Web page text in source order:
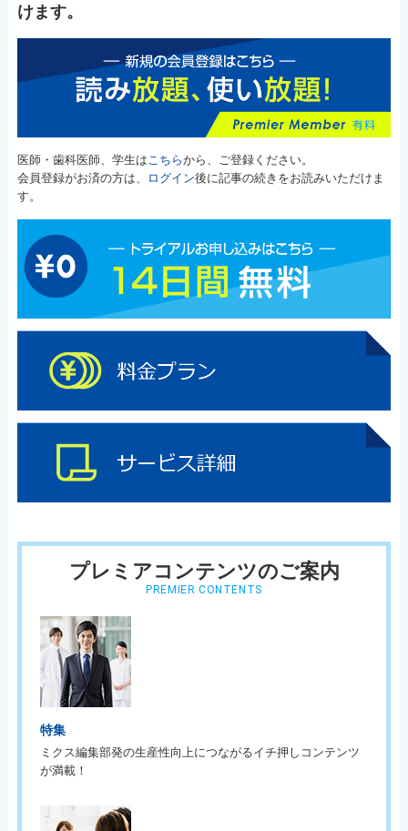
けます。
医師・歯科医師、学生は こちらから、ご登録ください。
会員登録がお済の方は、
ログイン後に記事の続きをお読みいただけま
す。
プレミアコンテンツのご案内
PREMIER CONTENTS
特集
ミクス編集部発の生産性向上につながるイチ押しコンテンツ
が満載！